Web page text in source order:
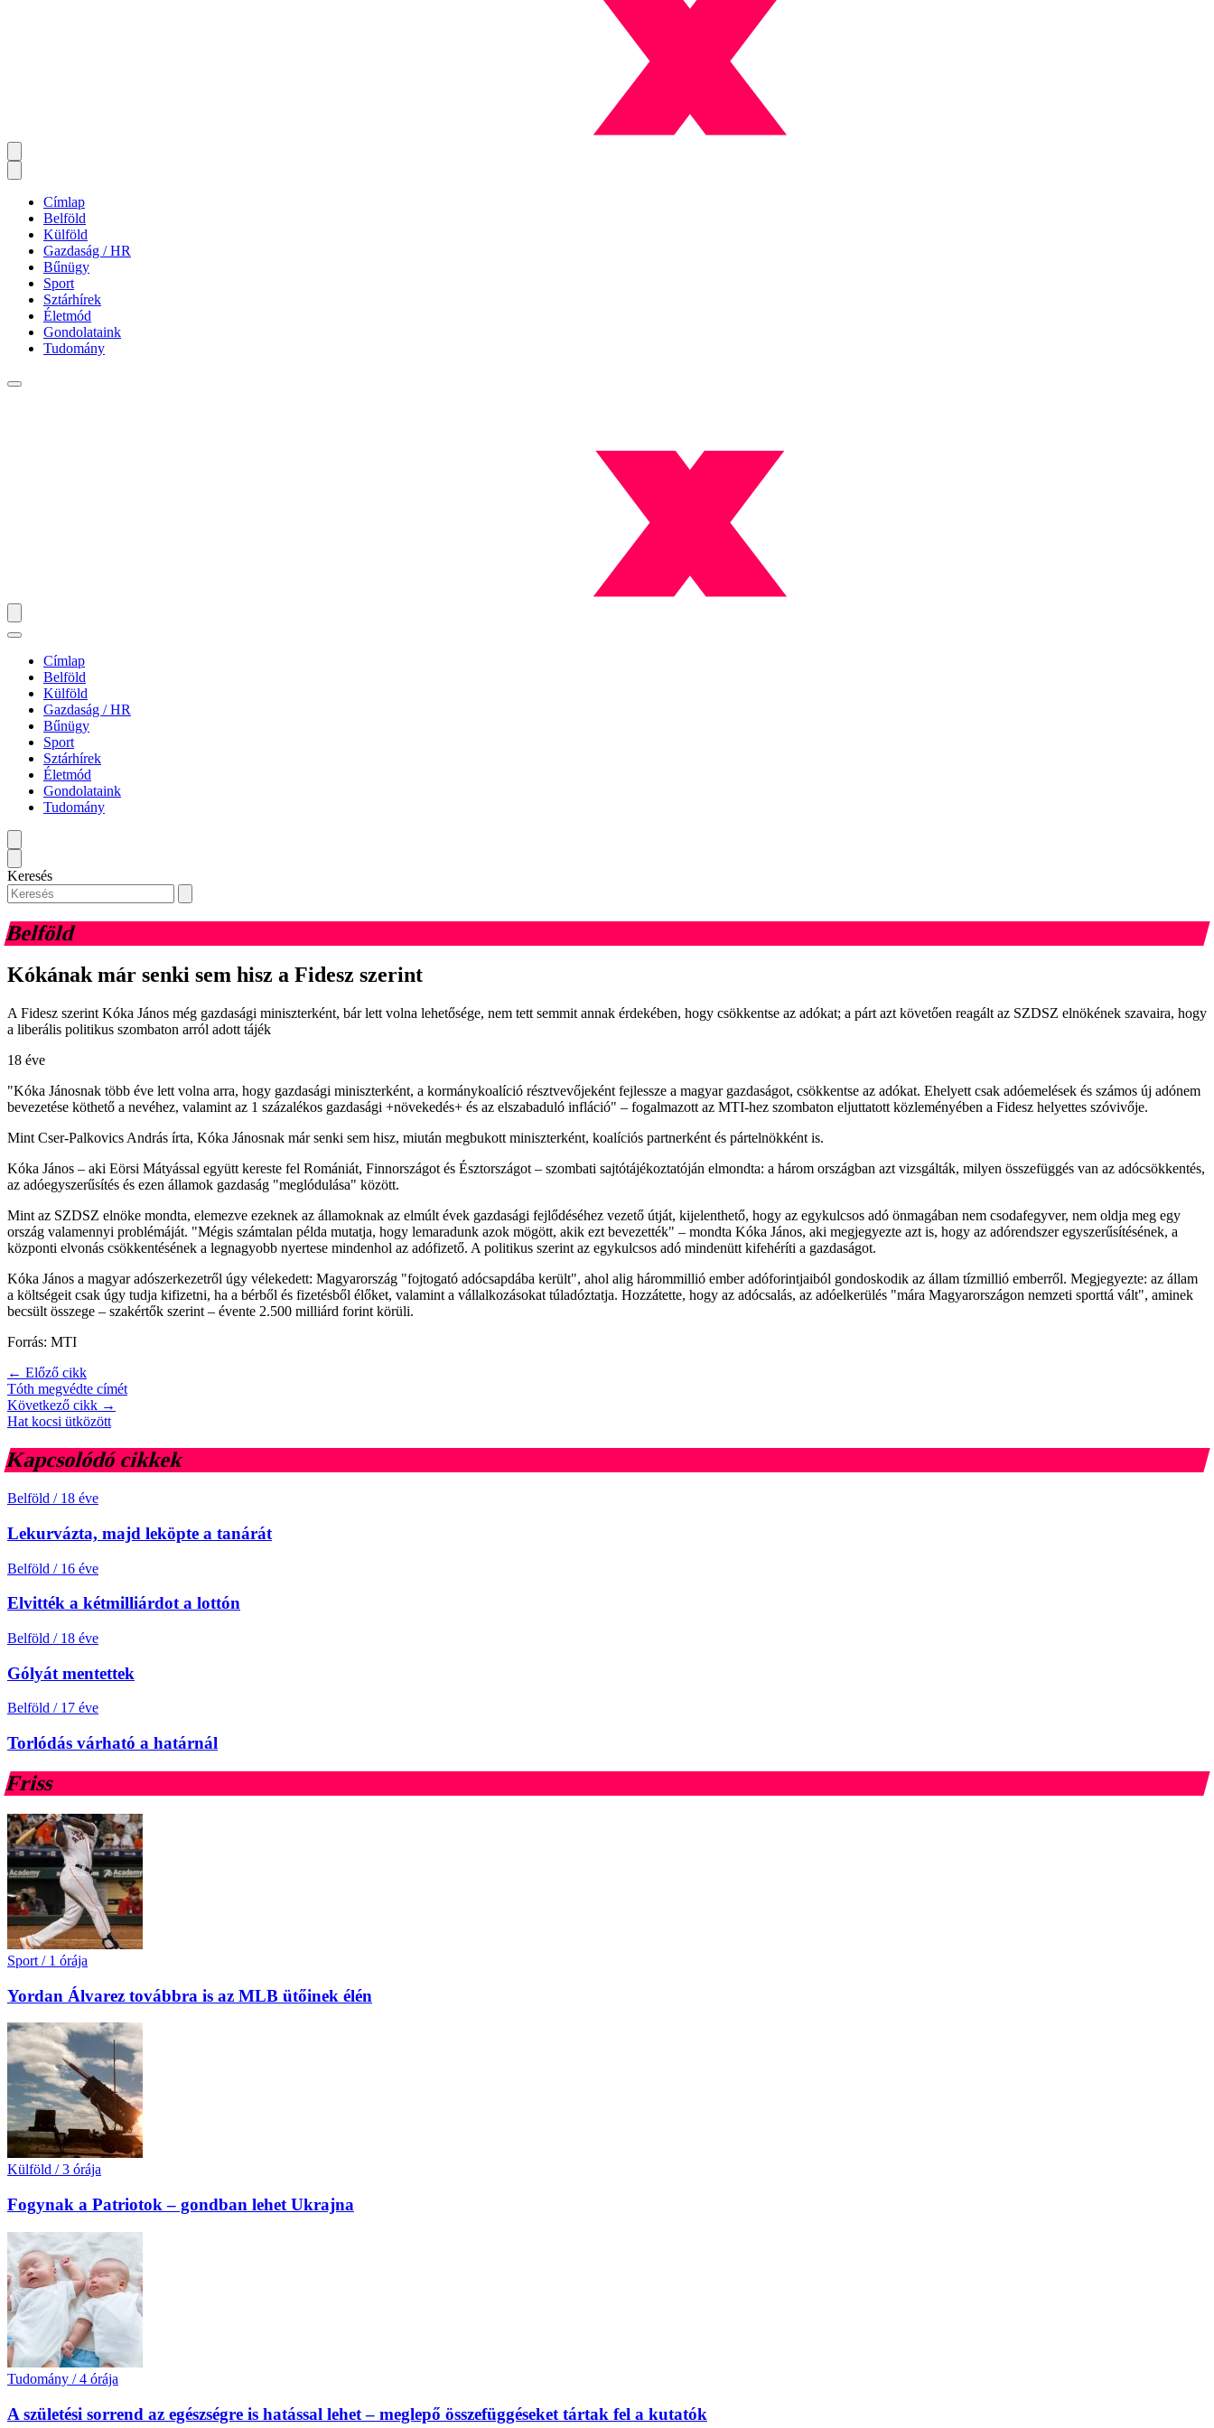
Címlap
Belföld
Külföld
Gazdaság / HR
Bűnügy
Sport
Sztárhírek
Életmód
Gondolataink
Tudomány
Címlap
Belföld
Külföld
Gazdaság / HR
Bűnügy
Sport
Sztárhírek
Életmód
Gondolataink
Tudomány
Keresés
Belföld
Kókának már senki sem hisz a Fidesz szerint
A Fidesz szerint Kóka János még gazdasági miniszterként, bár lett volna lehetősége, nem tett semmit annak érdekében, hogy csökkentse az adókat; a párt azt követően reagált az SZDSZ elnökének szavaira, hogy
a liberális politikus szombaton arról adott tájék
18 éve
"Kóka Jánosnak több éve lett volna arra, hogy gazdasági miniszterként, a kormánykoalíció résztvevőjeként fejlessze a magyar gazdaságot, csökkentse az adókat. Ehelyett csak adóemelések és számos új adónem
bevezetése köthető a nevéhez, valamint az 1 százalékos gazdasági +növekedés+ és az elszabaduló infláció" – fogalmazott az MTI-hez szombaton eljuttatott közleményében a Fidesz helyettes szóvivője.
Mint Cser-Palkovics András írta, Kóka Jánosnak már senki sem hisz, miután megbukott miniszterként, koalíciós partnerként és pártelnökként is.
Kóka János – aki Eörsi Mátyással együtt kereste fel Romániát, Finnországot és Észtországot – szombati sajtótájékoztatóján elmondta: a három országban azt vizsgálták, milyen összefüggés van az adócsökkentés,
az adóegyszerűsítés és ezen államok gazdaság "meglódulása" között.
Mint az SZDSZ elnöke mondta, elemezve ezeknek az államoknak az elmúlt évek gazdasági fejlődéséhez vezető útját, kijelenthető, hogy az egykulcsos adó önmagában nem csodafegyver, nem oldja meg egy
ország valamennyi problémáját. "Mégis számtalan példa mutatja, hogy lemaradunk azok mögött, akik ezt bevezették" – mondta Kóka János, aki megjegyezte azt is, hogy az adórendszer egyszerűsítésének, a
központi elvonás csökkentésének a legnagyobb nyertese mindenhol az adófizető. A politikus szerint az egykulcsos adó mindenütt kifehéríti a gazdaságot.
Kóka János a magyar adószerkezetről úgy vélekedett: Magyarország "fojtogató adócsapdába került", ahol alig hárommillió ember adóforintjaiból gondoskodik az állam tízmillió emberről. Megjegyezte: az állam
a költségeit csak úgy tudja kifizetni, ha a bérből és fizetésből élőket, valamint a vállalkozásokat túladóztatja. Hozzátette, hogy az adócsalás, az adóelkerülés "mára Magyarországon nemzeti sporttá vált", aminek
becsült összege – szakértők szerint – évente 2.500 milliárd forint körüli.
Forrás: MTI
← Előző cikk
Tóth megvédte címét
Következő cikk →
Hat kocsi ütközött
Kapcsolódó cikkek
Belföld / 18 éve
Lekurvázta, majd leköpte a tanárát
Belföld / 16 éve
Elvitték a kétmilliárdot a lottón
Belföld / 18 éve
Gólyát mentettek
Belföld / 17 éve
Torlódás várható a határnál
Friss
Sport / 1 órája
Yordan Álvarez továbbra is az MLB ütőinek élén
Külföld / 3 órája
Fogynak a Patriotok – gondban lehet Ukrajna
Tudomány / 4 órája
A születési sorrend az egészségre is hatással lehet – meglepő összefüggéseket tártak fel a kutatók